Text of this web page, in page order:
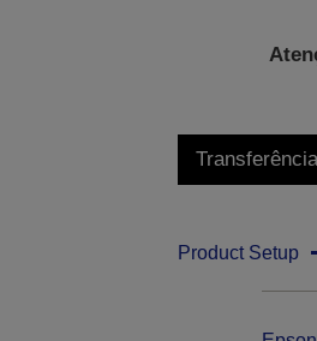
Product Setup